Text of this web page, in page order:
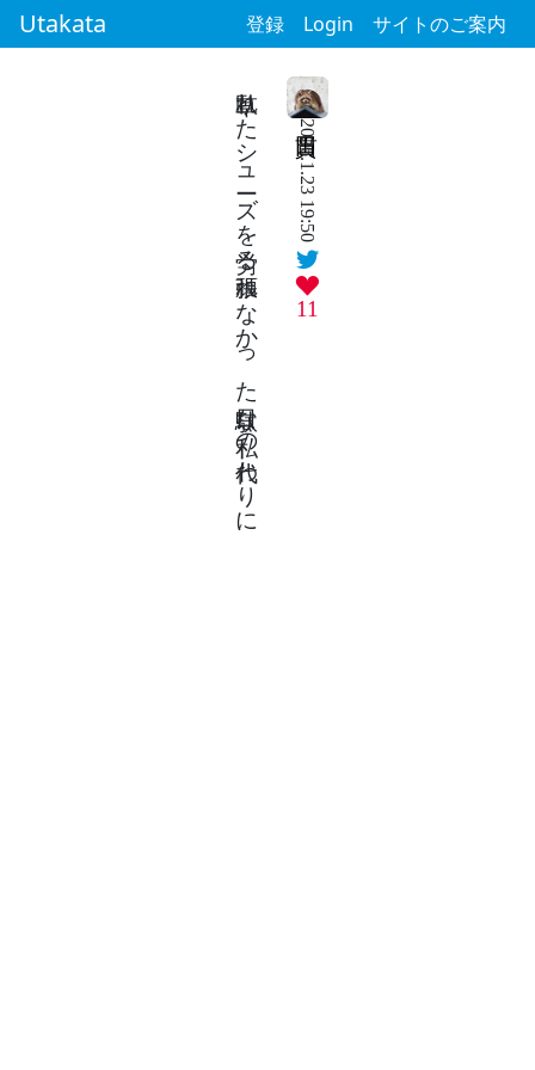
Utakata 登録 Login サイトのご案内
2026.1.23 19:50
11
草臥れたシューズを労る頑張れなかった駄目な私の代わりに